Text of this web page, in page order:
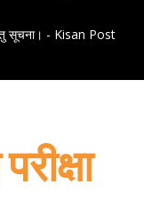
हेतु सूचना। - Kisan Post